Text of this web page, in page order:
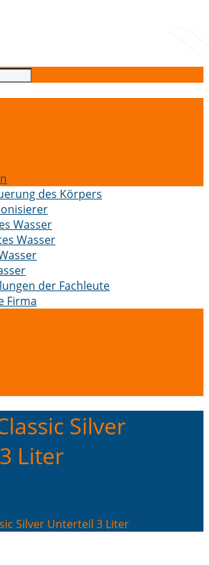
des Körpers
Wasser
Wasser
der Fachleute
Firma
Silver
Liter
Silver Unterteil 3 Liter